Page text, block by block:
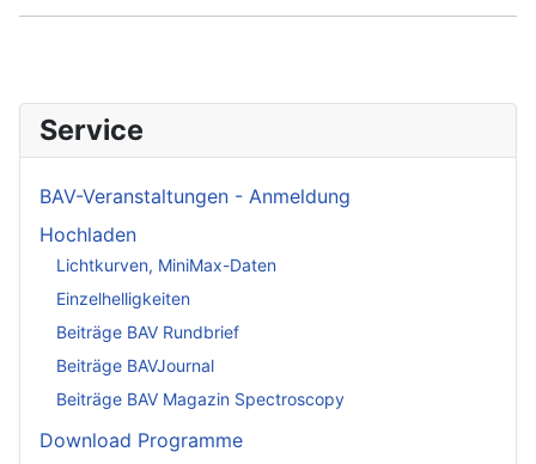
Service
BAV-Veranstaltungen - Anmeldung
Hochladen
Lichtkurven, MiniMax-Daten
Einzelhelligkeiten
Beiträge BAV Rundbrief
Beiträge BAVJournal
Beiträge BAV Magazin Spectroscopy
Download Programme